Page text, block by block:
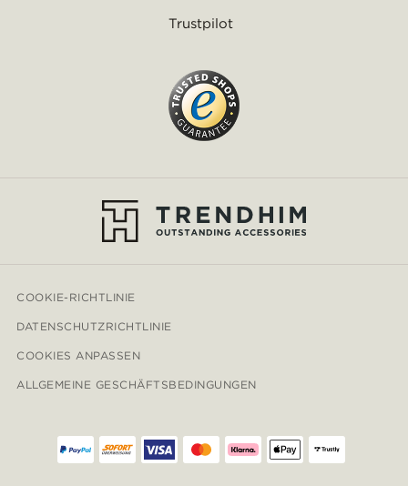
Trustpilot
COOKIE-RICHTLINIE
DATENSCHUTZRICHTLINIE
COOKIES ANPASSEN
ALLGEMEINE GESCHÄFTSBEDINGUNGEN